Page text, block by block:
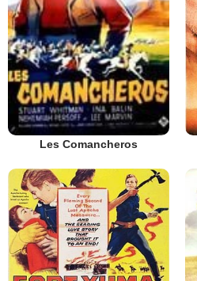
Les Comancheros